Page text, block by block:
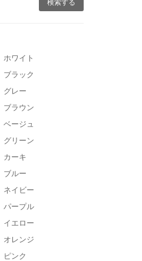
ホワイト
ブラック
グレー
ブラウン
ベージュ
グリーン
カーキ
ブルー
ネイビー
パープル
イエロー
オレンジ
ピンク